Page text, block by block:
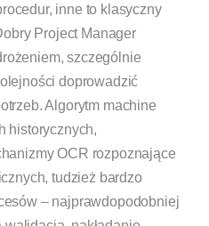
inne to klasyczny
Project Manager
szczególnie
doprowadzić
Algorytm machine
historycznych,
OCR rozpoznające
tudzież bardzo
– najprawdopodobniej